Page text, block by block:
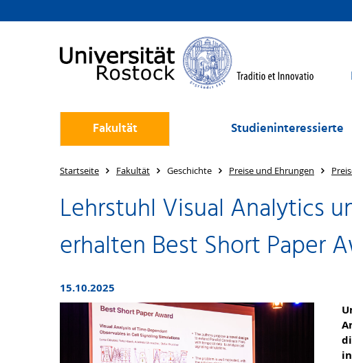
Fakultät Studieninteressierte
Startseite Fakultät Geschichte Preise und Ehrungen
Lehrstuhl Visual Analytics
erhalten Best Short Paper
15.10.2025